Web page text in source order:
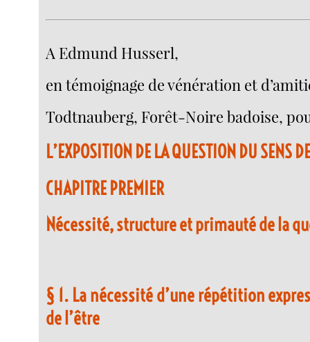
A Edmund Husserl,
en témoignage de vénération et
Todtnauberg, Forêt-Noire badoise,
L’EXPOSITION DE LA QUESTION DU SENS
CHAPITRE PREMIER
Nécessité, structure et primauté de la
§ 1. La nécessité d’une répétition
de l’être